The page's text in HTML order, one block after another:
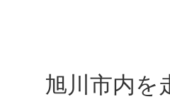
旭川市内を